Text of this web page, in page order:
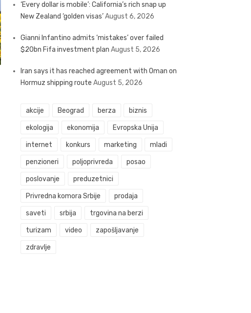
‘Every dollar is mobile’: California’s rich snap up
New Zealand ‘golden visas’August 6, 2026
Gianni Infantino admits ‘mistakes’ over failed
$20bn Fifa investment plan August 5, 2026
Iran says it has reached agreement with Oman on
Hormuz shipping route August 5, 2026
akcije Beograd berza biznis
ekologija ekonomija Evropska Unija
internet konkurs marketing mladi
penzioneri poljoprivreda posao
poslovanje preduzetnici
Privredna komora Srbije prodaja
saveti srbija trgovina na berzi
turizam video zapošljavanje
zdravlje